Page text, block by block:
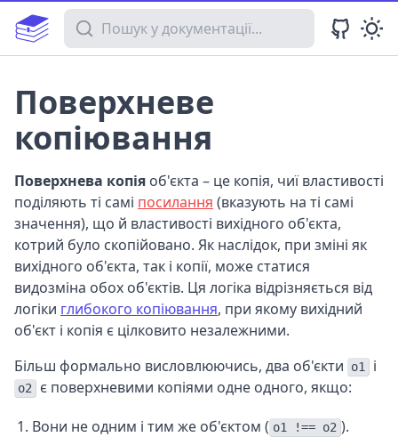
Пошук у документації
Поверхневе
копіювання
Поверхнева копія об'єкта – це копія, чиї властивості
поділяють ті самі посилання (вказують на ті самі
значення), що й властивості вихідного об'єкта,
котрий було скопійовано. Як наслідок, при зміні як
вихідного об'єкта, так і копії, може статися
видозміна обох об'єктів. Ця логіка відрізняється від
логіки глибокого копіювання, при якому вихідний
об'єкт і копія є цілковито незалежними.
Більш формально висловлюючись, два об'єкти
o1 і
o2
є поверхневими копіями одне одного, якщо:
Вони не одним і тим же об'єктом ( o1 !== o2 ).